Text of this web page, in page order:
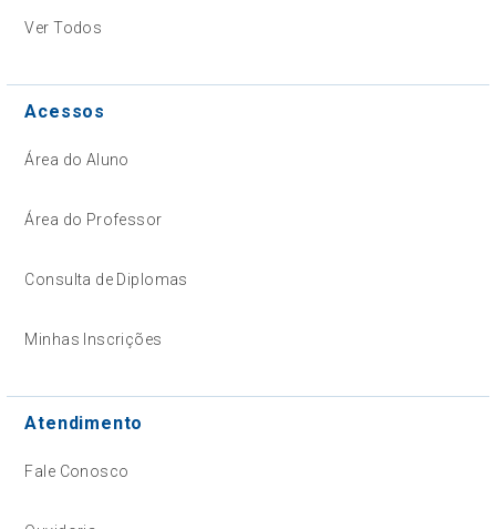
Ver Todos
Acessos
Área do Aluno
Área do Professor
Consulta de Diplomas
Minhas Inscrições
Atendimento
Fale Conosco